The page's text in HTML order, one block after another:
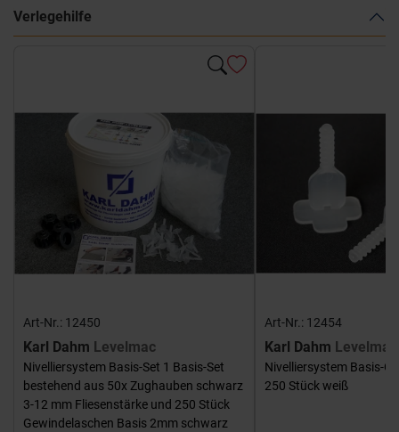
Verlegehilfe
Art-Nr.: 12450
Karl Dahm Levelmac
Nivelliersystem Basis-Set 1 Basis-Set
bestehend aus 50x Zughauben schwarz
3-12 mm Fliesenstärke und 250 Stück
Gewindelaschen Basis 2mm schwarz
Art-Nr.: 12454
Karl Dahm Levelmac
Nivelliersystem Basis-
250 Stück weiß